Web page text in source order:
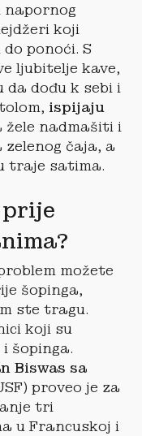
napornog
koji
ponoći. S
ljubitelje kave,
da dođu k sebi i
ispijaju
žele nadmašiti i
čaja, a
traje satima.
možete
šopinga,
ste tragu.
koji su
šopinga.
Biswas sa
proveo je za
tri
u Francuskoj i